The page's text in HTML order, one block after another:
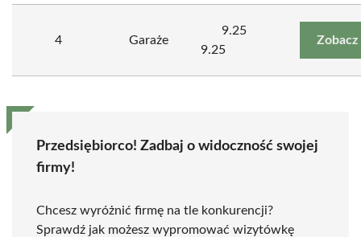
4 Garaże
9.25
9.25
Zobacz
Przedsiębiorco! Zadbaj o widoczność swojej
firmy!
Chcesz wyróżnić firmę na tle konkurencji?
Sprawdź jak możesz wypromować wizytówkę